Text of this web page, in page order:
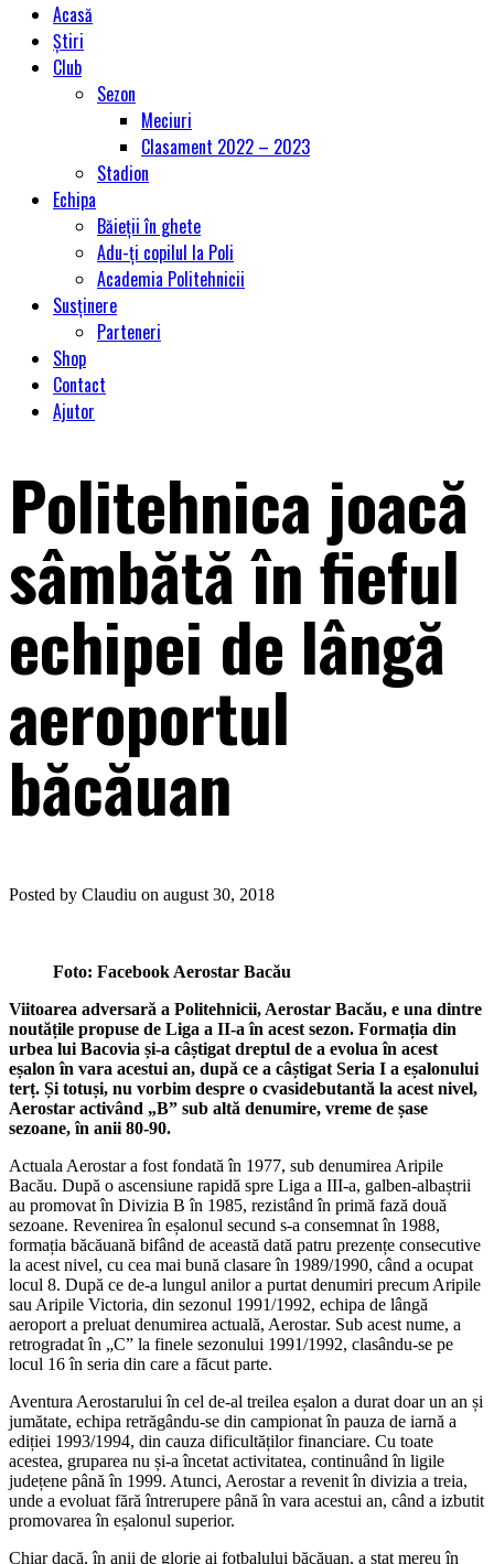
Acasă
Știri
Club
Sezon
Meciuri
Clasament 2022 – 2023
Stadion
Echipa
Băieții în ghete
Adu-ți copilul la Poli
Academia Politehnicii
Susținere
Parteneri
Shop
Contact
Ajutor
Politehnica joacă
sâmbătă în fieful
echipei de lângă
aeroportul
băcăuan
Posted by Claudiu on august 30, 2018
Foto: Facebook Aerostar Bacău
Viitoarea adversară a Politehnicii, Aerostar Bacău, e una dintre
noutățile propuse de Liga a II-a în acest sezon. Formația din
urbea lui Bacovia și-a câștigat dreptul de a evolua în acest
eșalon în vara acestui an, după ce a câștigat Seria I a eșalonului
terț. Și totuși, nu vorbim despre o cvasidebutantă la acest nivel,
Aerostar activând „B” sub altă denumire, vreme de șase
sezoane, în anii 80-90.
Actuala Aerostar a fost fondată în 1977, sub denumirea Aripile
Bacău. După o ascensiune rapidă spre Liga a III-a, galben-albaștrii
au promovat în Divizia B în 1985, rezistând în primă fază două
sezoane. Revenirea în eșalonul secund s-a consemnat în 1988,
formația băcăuană bifând de această dată patru prezențe consecutive
la acest nivel, cu cea mai bună clasare în 1989/1990, când a ocupat
locul 8. După ce de-a lungul anilor a purtat denumiri precum Aripile
sau Aripile Victoria, din sezonul 1991/1992, echipa de lângă
aeroport a preluat denumirea actuală, Aerostar. Sub acest nume, a
retrogradat în „C” la finele sezonului 1991/1992, clasându-se pe
locul 16 în seria din care a făcut parte.
Aventura Aerostarului în cel de-al treilea eșalon a durat doar un an și
jumătate, echipa retrăgându-se din campionat în pauza de iarnă a
ediției 1993/1994, din cauza dificultăților financiare. Cu toate
acestea, gruparea nu și-a încetat activitatea, continuând în ligile
județene până în 1999. Atunci, Aerostar a revenit în divizia a treia,
unde a evoluat fără întrerupere până în vara acestui an, când a izbutit
promovarea în eșalonul superior.
Chiar dacă, în anii de glorie ai fotbalului băcăuan, a stat mereu în